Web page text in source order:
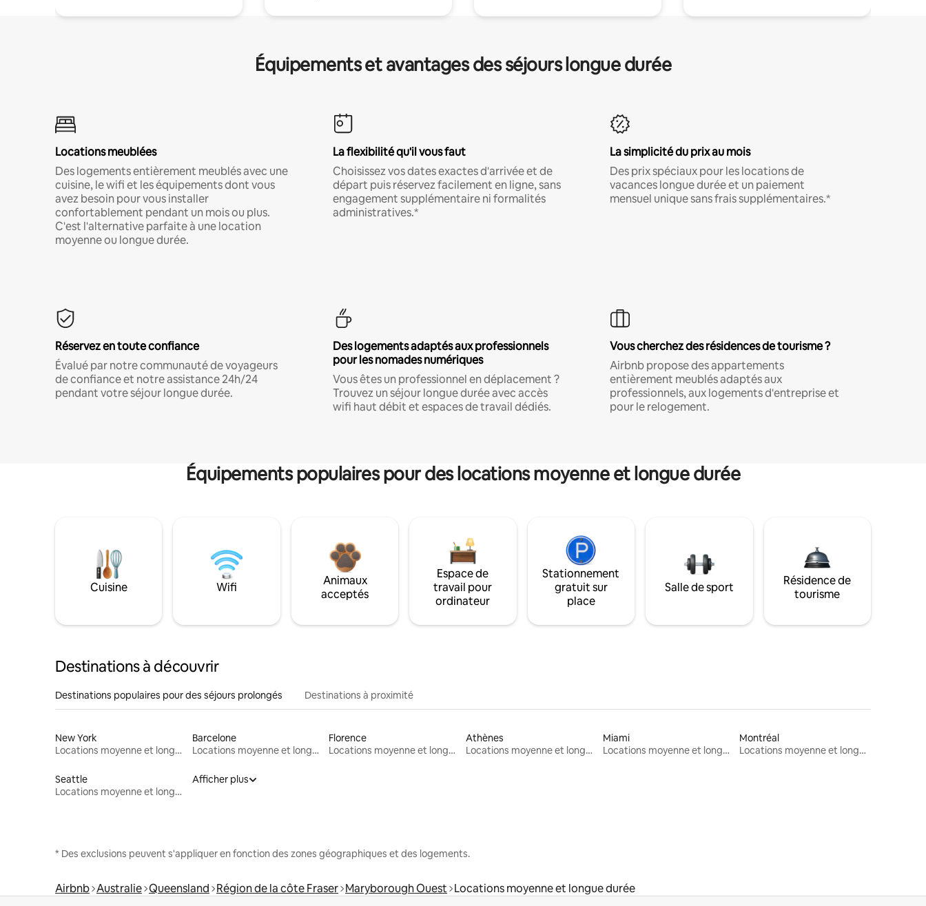
Équipements et avantages des séjours longue durée
Locations meublées
Des logements entièrement meublés avec une
cuisine, le wifi et les équipements dont vous
avez besoin pour vous installer
confortablement pendant un mois ou plus.
C'est l'alternative parfaite à une location
moyenne ou longue durée.
La flexibilité qu'il vous faut
Choisissez vos dates exactes d'arrivée et de
départ puis réservez facilement en ligne, sans
engagement supplémentaire ni formalités
administratives.*
La simplicité du prix au mois
Des prix spéciaux pour les locations de
vacances longue durée et un paiement
mensuel unique sans frais supplémentaires.*
Réservez en toute confiance
Évalué par notre communauté de voyageurs
de confiance et notre assistance 24h/24
pendant votre séjour longue durée.
Des logements adaptés aux professionnels
pour les nomades numériques
Vous êtes un professionnel en déplacement ?
Trouvez un séjour longue durée avec accès
wifi haut débit et espaces de travail dédiés.
Vous cherchez des résidences de tourisme ?
Airbnb propose des appartements
entièrement meublés adaptés aux
professionnels, aux logements d'entreprise et
pour le relogement.
Équipements populaires pour des locations moyenne et longue durée
Cuisine Wifi
Animaux
acceptés
Espace de
travail pour
ordinateur
Stationnement
gratuit sur
place
Salle de sport
Résidence de
tourisme
Destinations à découvrir
Destinations populaires pour des séjours prolongés Destinations à proximité
New York
Locations moyenne et longue durée
Barcelone
Locations moyenne et longue durée
Florence
Locations moyenne et longue durée
Athènes
Locations moyenne et longue durée
Miami
Locations moyenne et longue durée
Montréal
Locations moyenne et longue durée
Seattle
Locations moyenne et longue durée
Afficher plus
* Des exclusions peuvent s'appliquer en fonction des zones géographiques et des logements.
Airbnb Australie Queensland Région de la côte Fraser Maryborough Ouest Locations moyenne et longue durée